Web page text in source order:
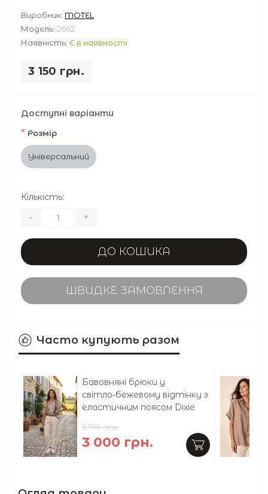
Виробник: MOTEL
Модель: 2662
Наявність: Є в наявності
3 150 грн.
Доступні варіанти
* Розмір
Універсальний
Кількість:
- +
ДО КОШИКА
ШВИДКЕ ЗАМОВЛЕННЯ
Часто купують разом
Бавовняні брюки у
світло‑бежевому відтінку з
еластичним поясом Dixie
3 750 грн.
3 000 грн.